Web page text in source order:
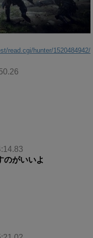
read.cgi/hunter/1520484942/
のがいいよ